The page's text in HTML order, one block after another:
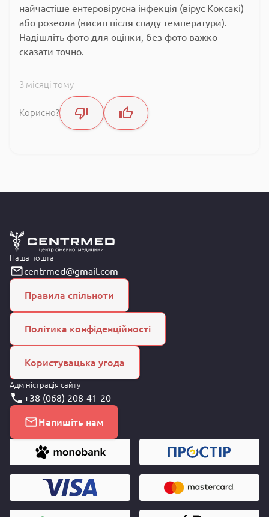
найчастіше ентеровірусна інфекція (вірус Коксакі)
або розеола (висип після спаду температури).
Надішліть фото для оцінки, без фото важко
сказати точно.
3 місяці тому
Корисно?
Наша пошта
centrmed@gmail.com
Правила спільноти
Політика конфіденційності
Користувацька угода
Адміністрація сайту
+38 (068) 208-41-20
Напишіть нам